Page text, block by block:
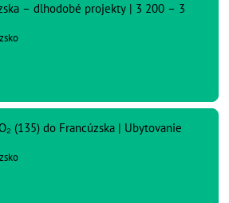
– dlhodobé projekty | 3 200 – 3
(135) do Francúzska | Ubytovanie